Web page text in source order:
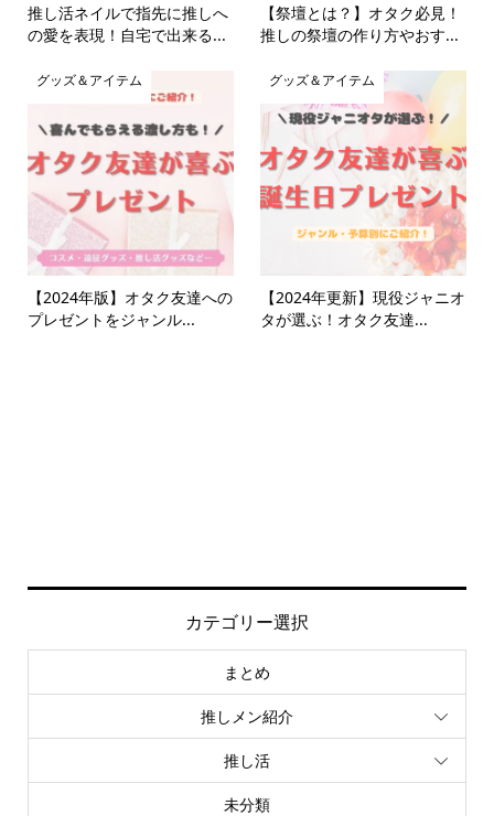
推し活ネイルで指先に推しへ
の愛を表現！自宅で出来る...
【祭壇とは？】オタク必見！
推しの祭壇の作り方やおす...
グッズ＆アイテム
【2024年版】オタク友達への
プレゼントをジャンル...
グッズ＆アイテム
【2024年更新】現役ジャニオ
タが選ぶ！オタク友達...
カテゴリー選択
まとめ
推しメン紹介
推し活
未分類